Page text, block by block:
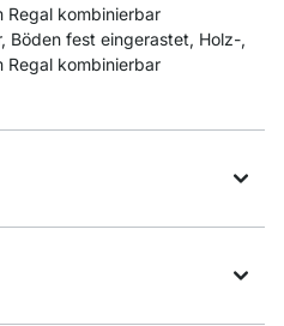
Regal kombinierbar
Böden fest eingerastet, Holz-,
Regal kombinierbar